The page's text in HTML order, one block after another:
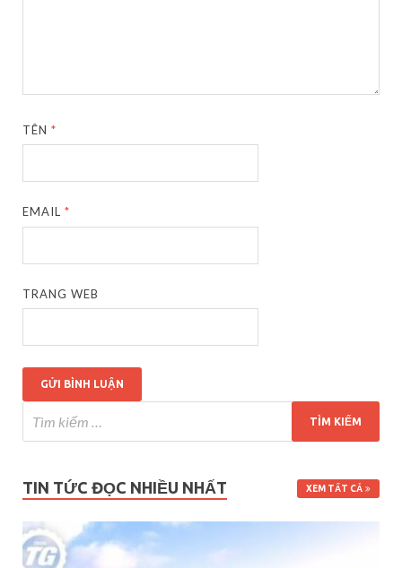
TÊN*
EMAIL*
TRANG WEB
TIN TỨC ĐỌC NHIỀU NHẤT XEM TẤT CẢ